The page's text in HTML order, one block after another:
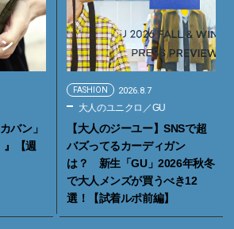
バン」
』【週
FASHION 2026.8.7
大人のユニクロ／GU
【大人のジーユー】SNSで超
バズってるカーディガン
は？ 新生「GU」2026年秋冬
で大人メンズが買うべき12
選！【試着ルポ前編】